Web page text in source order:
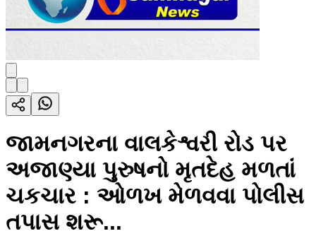
જામનગરના વાલકેશ્વરી રોડ પર
અજાણ્યા પુરુષનો મૃતદેહ મળતાં
ચકચાર : ઓળખ મેળવવા પોલીસ
તપાસ શરૂ...